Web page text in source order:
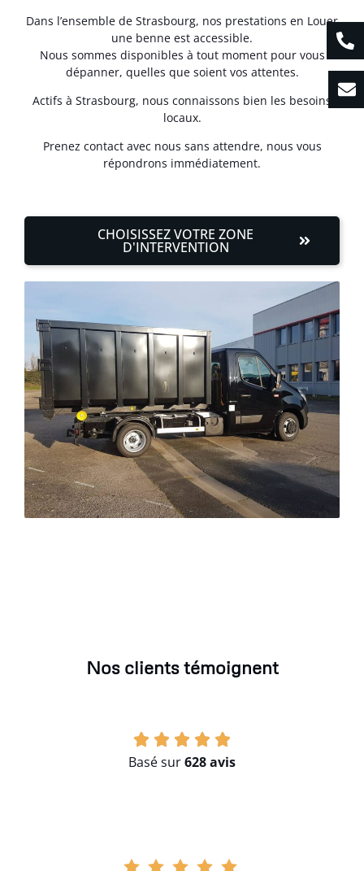
Dans l’ensemble de Strasbourg, nos prestations en Louer
une benne est accessible.
Nous sommes disponibles à tout moment pour vous
dépanner, quelles que soient vos attentes.
Actifs à Strasbourg, nous connaissons bien les besoins
locaux.
Prenez contact avec nous sans attendre, nous vous
répondrons immédiatement.
CHOISISSEZ VOTRE ZONE
D'INTERVENTION
Nos clients témoignent
Basé sur628 avis